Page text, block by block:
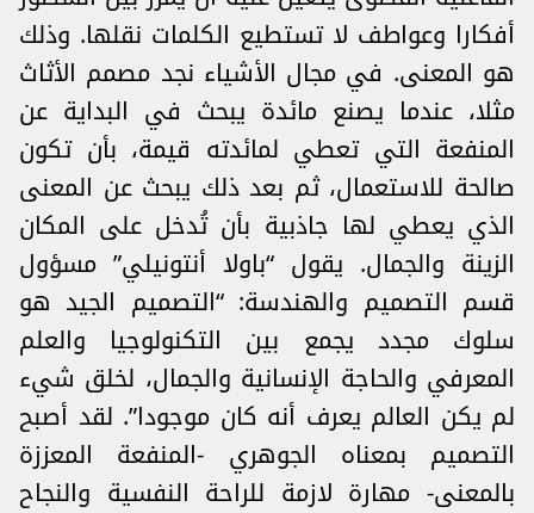
أفكارا وعواطف لا تستطيع الكلمات نقلها. وذلك
هو المعنى. في مجال الأشياء نجد مصمم الأثاث
مثلا، عندما يصنع مائدة يبحث في البداية عن
المنفعة التي تعطي لمائدته قيمة، بأن تكون
صالحة للاستعمال، ثم بعد ذلك يبحث عن المعنى
الذي يعطي لها جاذبية بأن تُدخل على المكان
الزينة والجمال. يقول “باولا أنتونيلي” مسؤول
قسم التصميم والهندسة: “التصميم الجيد هو
سلوك مجدد يجمع بين التكنولوجيا والعلم
المعرفي والحاجة الإنسانية والجمال، لخلق شيء
لم يكن العالم يعرف أنه كان موجودا”. لقد أصبح
التصميم بمعناه الجوهري -المنفعة المعززة
بالمعنى- مهارة لازمة للراحة النفسية والنجاح